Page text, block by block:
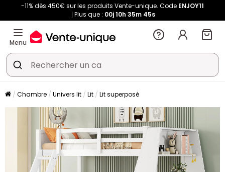
-11% dès 450€ sur les produits Vente-unique. Code ENJOY11
Plus que : 00j 10h 35m 44s
Menu
Chambre Univers lit Lit Lit superposé